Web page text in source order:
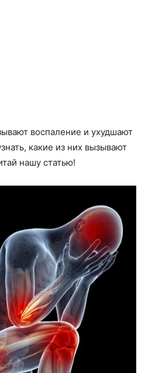
воспаление и ухудшают
какие из них вызывают
нашу статью!